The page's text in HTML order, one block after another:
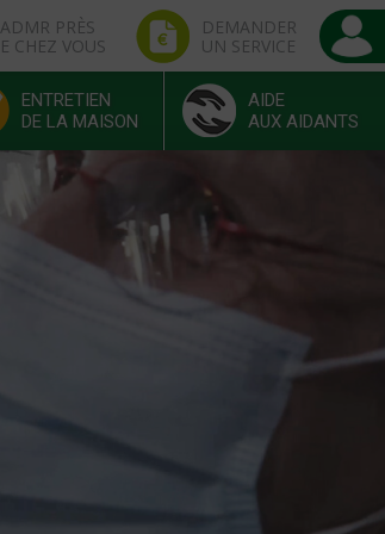
PRÈS
CHEZ VOUS
DEMANDER
UN SERVICE
ENTRETIEN
DE LA MAISON
AIDE
AUX AIDANTS